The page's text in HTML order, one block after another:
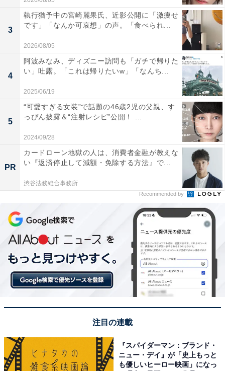
3
執行猶予中の宮崎麗果氏、近影公開に「激痩せ
です」「なんか可哀想」の声。「食べられ...
2026/08/05
4
阿波みなみ、ディズニー訪問も「ガチで帰りた
い」吐露。「これは帰りたいw」「なんち...
2025/06/19
5
“可愛すぎる女装”で話題の46歳2児の父親、す
っぴん披露＆“注射レシピ”公開！ ...
2024/09/28
PR
カードローン地獄の人は、消費者金融が教えな
い『返済停止して減額・免除する方法』で...
渋谷法務総合事務所
Recommended by
注目の連載
『スパイダーマン：ブランド・
ニュー・デイ』が「史上もっと
も優しいヒーロー映画」になっ